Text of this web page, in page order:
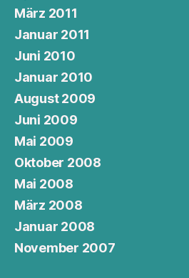
März 2011
Januar 2011
Juni 2010
Januar 2010
August 2009
Juni 2009
Mai 2009
Oktober 2008
Mai 2008
März 2008
Januar 2008
November 2007